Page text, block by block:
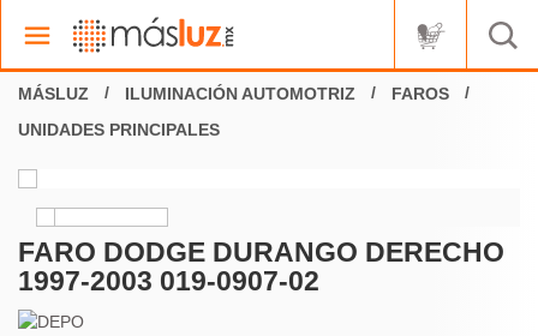
ILUMINACIÓN AUTOMOTRIZ
FAROS
UNIDADES PRINCIPALES
FARO DODGE DURANGO DERECHO
1997-2003 019-0907-02